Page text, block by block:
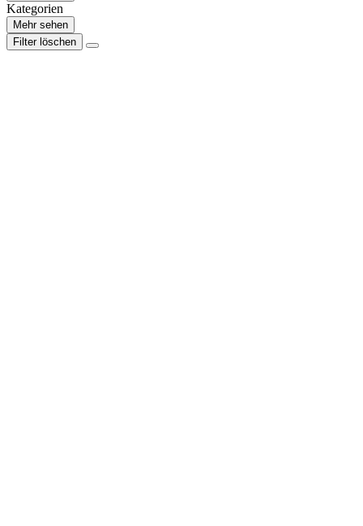
Kategorien
Mehr sehen
Filter löschen